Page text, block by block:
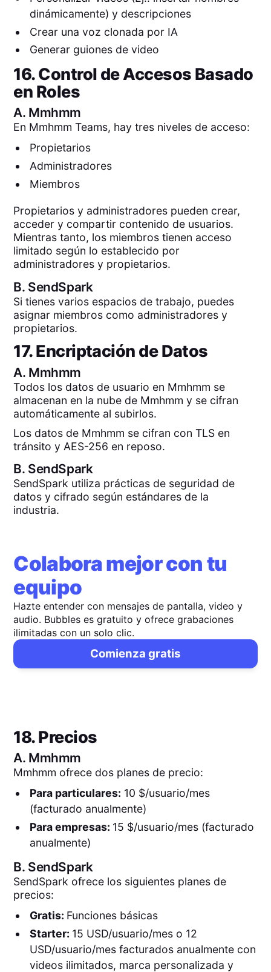
dinámicamente) y descripciones
Crear una voz clonada por IA
Generar guiones de video
16. Control de Accesos Basado
en Roles
A. Mmhmm
En Mmhmm Teams, hay tres niveles de acceso:
Propietarios
Administradores
Miembros
Propietarios y administradores pueden crear,
acceder y compartir contenido de usuarios.
Mientras tanto, los miembros tienen acceso
limitado según lo establecido por
administradores y propietarios.
B. SendSpark
Si tienes varios espacios de trabajo, puedes
asignar miembros como administradores y
propietarios.
17. Encriptación de Datos
A. Mmhmm
Todos los datos de usuario en Mmhmm se
almacenan en la nube de Mmhmm y se cifran
automáticamente al subirlos.
Los datos de Mmhmm se cifran con TLS en
tránsito y AES-256 en reposo.
B. SendSpark
SendSpark utiliza prácticas de seguridad de
datos y cifrado según estándares de la
industria.
Colabora mejor con tu
equipo
Hazte entender con mensajes de pantalla, video y
audio. Bubbles es gratuito y ofrece grabaciones
ilimitadas con un solo clic.
Comienza gratis
18. Precios
A. Mmhmm
Mmhmm ofrece dos planes de precio:
Para particulares: 10 $/usuario/mes
(facturado anualmente)
Para empresas: 15 $/usuario/mes (facturado
anualmente)
B. SendSpark
SendSpark ofrece los siguientes planes de
precios:
Gratis: Funciones básicas
Starter: 15 USD/usuario/mes o 12
USD/usuario/mes facturados anualmente con
videos ilimitados, marca personalizada y